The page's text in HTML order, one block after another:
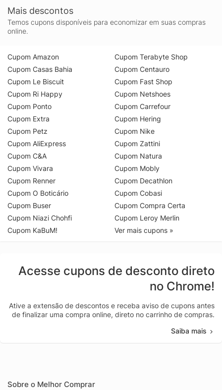
Mais descontos
Temos cupons disponíveis para economizar em suas compras
online.
Cupom Amazon
Cupom Casas Bahia
Cupom Le Biscuit
Cupom Ri Happy
Cupom Ponto
Cupom Extra
Cupom Petz
Cupom AliExpress
Cupom C&A
Cupom Vivara
Cupom Renner
Cupom O Boticário
Cupom Buser
Cupom Niazi Chohfi
Cupom KaBuM!
Cupom Terabyte Shop
Cupom Centauro
Cupom Fast Shop
Cupom Netshoes
Cupom Carrefour
Cupom Hering
Cupom Nike
Cupom Zattini
Cupom Natura
Cupom Mobly
Cupom Decathlon
Cupom Cobasi
Cupom Compra Certa
Cupom Leroy Merlin
Ver mais cupons »
Acesse cupons de desconto direto
no Chrome!
Ative a extensão de descontos e receba aviso de cupons antes
de finalizar uma compra online, direto no carrinho de compras.
Saiba mais
Sobre o Melhor Comprar